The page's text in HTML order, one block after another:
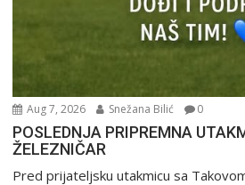
Aug 7, 2026 Snežana Bilić 0
POSLEDNJA PRIPREMNA
ŽELEZNIČAR
Pred prijateljsku utakmicu sa